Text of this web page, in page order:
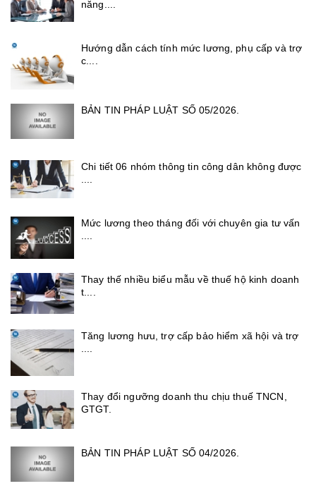
năng....
Hướng dẫn cách tính mức lương, phụ cấp và trợ
c....
BẢN TIN PHÁP LUẬT SỐ 05/2026.
Chi tiết 06 nhóm thông tin công dân không được
Mức lương theo tháng đối với chuyên gia tư vấn
Thay thế nhiều biểu mẫu về thuế hộ kinh doanh
t....
Tăng lương hưu, trợ cấp bảo hiểm xã hội và trợ
Thay đổi ngưỡng doanh thu chịu thuế TNCN,
GTGT.
BẢN TIN PHÁP LUẬT SỐ 04/2026.